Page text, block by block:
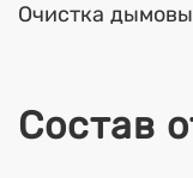
Очистка
Состав